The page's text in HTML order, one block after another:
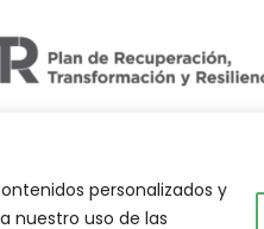
personalizados y
nuestro uso de las
Todos los derechos